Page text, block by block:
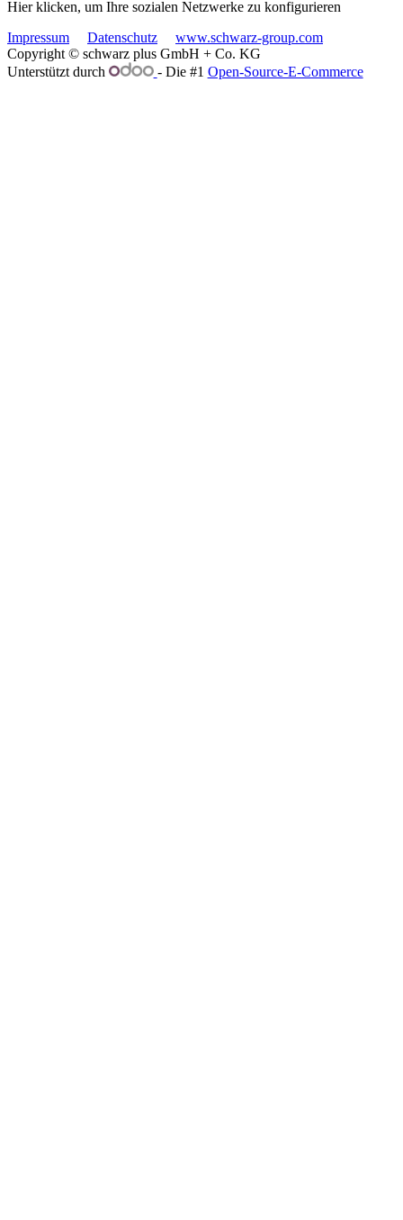
Hier klicken, um Ihre sozialen Netzwerke zu konfigurieren
Impressum
Datenschutz
www.schwarz-group.com
Copyright © schwarz plus GmbH + Co. KG
Unterstützt durch
- Die #1 Open-Source-E-Commerce